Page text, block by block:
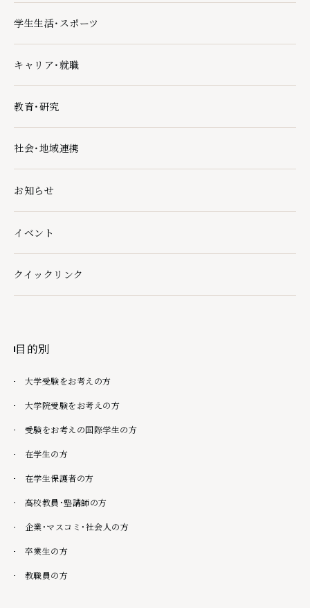
学生生活・スポーツ
学生生活・スポーツの下層ページ一覧を開く
キャリア・就職
キャリア・就職の下層ページ一覧を開く
教育・研究
教育・研究の下層ページ一覧を開く
社会・地域連携
社会・地域連携の下層ページ一覧を開く
お知らせ
イベント
クイックリンク
クイックリンクの下層ページ一覧を開く
目的別
大学受験をお考えの方
大学院受験をお考えの方
受験をお考えの国際学生の方
在学生の方
在学生保護者の方
高校教員・塾講師の方
企業・マスコミ・社会人の方
卒業生の方
教職員の方